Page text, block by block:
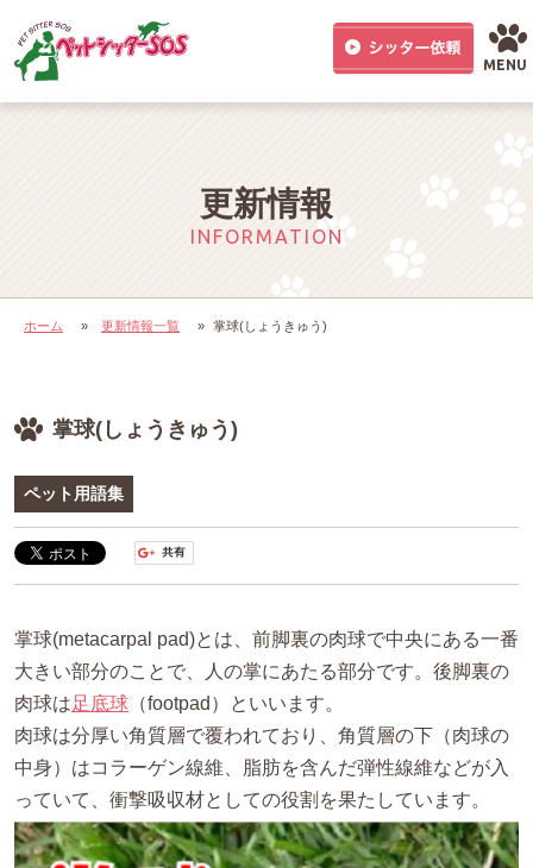
MENU
更新情報
INFORMATION
ホーム » 更新情報一覧 » 掌球(しょうきゅう)
掌球(しょうきゅう)
ペット用語集
掌球(metacarpal pad)とは、前脚裏の肉球で中央にある一番
大きい部分のことで、人の掌にあたる部分です。 後脚裏の
肉球は足底球 （footpad）といいます。
肉球は分厚い角質層で覆われており、角質層の下（肉球の
中身）はコラーゲン線維、脂肪を含んだ弾性線維などが入
っていて、衝撃吸収材としての役割を果たしています。